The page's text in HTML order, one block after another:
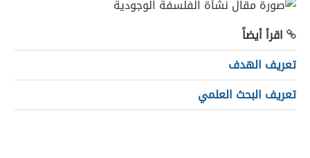
اقرأ أيضاً
تعريف الهدف
تعريف البحث العلمي